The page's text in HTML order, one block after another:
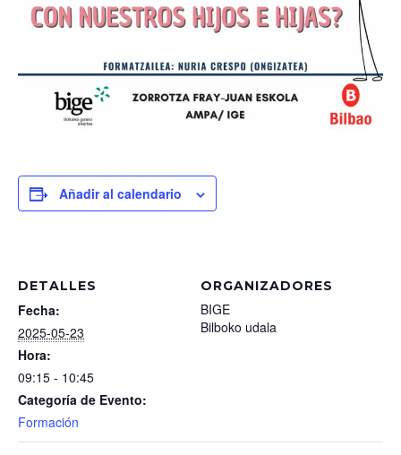
Añadir al calendario
DETALLES
Fecha:
2025-05-23
Hora:
09:15 - 10:45
Categoría de Evento:
Formación
ORGANIZADORES
BIGE
Bilboko udala